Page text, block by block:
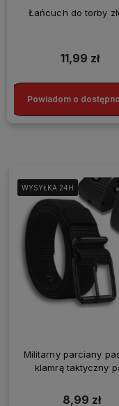
Łańcuch do torby
11,99 zł
Powiadom o
WYSYŁKA 24H
WYSYŁKA 24H
WYSYŁKA 24H
WYSYŁKA 24H
Militarny parciany
klamrą taktyczny
8,99 zł